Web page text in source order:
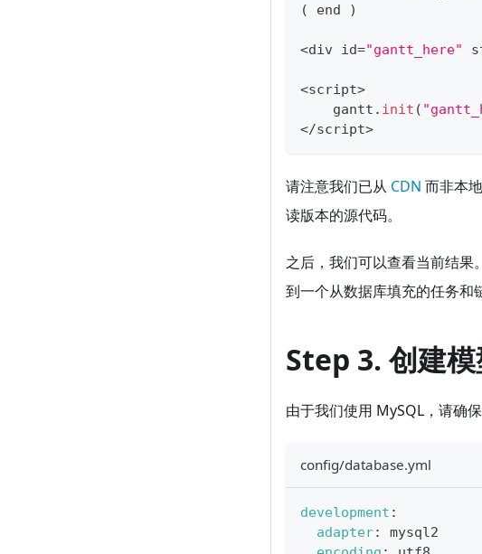
(
end )
<div id="gantt_here"
<script>
    gantt
. init (
</script>
请注意我们已从 CDN 而非本
读版本的源代码。
之后，我们可以查看当前结果
到一个从数据库填充的任务和
Step 3. 创建模
由于我们使用 MySQL，请确
config/database.yml
development :
adapter:
mysql2